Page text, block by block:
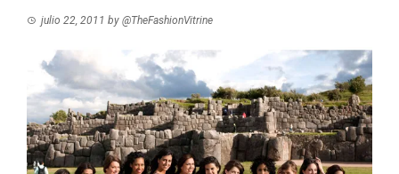
julio 22, 2011 by @TheFashionVitrine